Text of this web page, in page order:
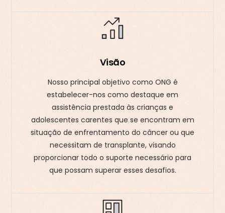
Visão
Nosso principal objetivo como ONG é
estabelecer-nos como destaque em
assistência prestada às crianças e
adolescentes carentes que se encontram em
situação de enfrentamento do câncer ou que
necessitam de transplante, visando
proporcionar todo o suporte necessário para
que possam superar esses desafios.